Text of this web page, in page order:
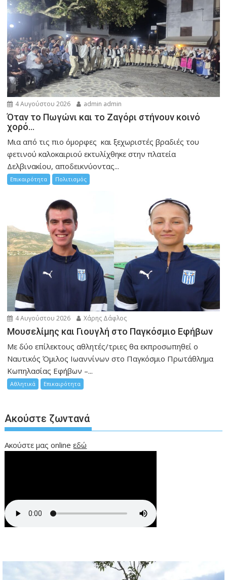
4 Αυγούστου 2026 admin admin
Όταν το Πωγώνι και το Ζαγόρι στήνουν κοινό
χορό…
Μια από τις πιο όμορφες και ξεχωριστές βραδιές του
φετινού καλοκαιριού εκτυλίχθηκε στην πλατεία
Δελβινακίου, αποδεικνύοντας...
Επικαιρότητα Πολιτισμός
4 Αυγούστου 2026 Χάρης Δάφλος
Μουσελίμης και Γιουγλή στο Παγκόσμιο Εφήβων
Mε δύο επίλεκτους αθλητές/τριες θα εκπροσωπηθεί ο
Ναυτικός Όμιλος Ιωαννίνων στο Παγκόσμιο Πρωτάθλημα
Κωπηλασίας Εφήβων –...
Αθλητικά Επικαιρότητα
Ακούστε ζωντανά
Ακούστε μας onlineεδώ